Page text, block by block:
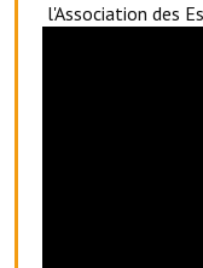
Biens à louer
l'Association des